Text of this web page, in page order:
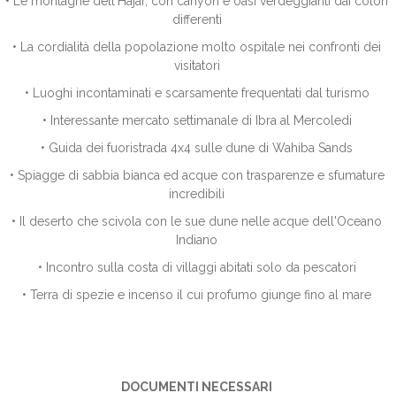
differenti
• La cordialità della popolazione molto ospitale nei confronti dei
visitatori
• Luoghi incontaminati e scarsamente frequentati dal turismo
• Interessante mercato settimanale di Ibra al Mercoledi
• Guida dei fuoristrada 4x4 sulle dune di Wahiba Sands
• Spiagge di sabbia bianca ed acque con trasparenze e sfumature
incredibili
• Il deserto che scivola con le sue dune nelle acque dell'Oceano
Indiano
• Incontro sulla costa di villaggi abitati solo da pescatori
• Terra di spezie e incenso il cui profumo giunge fino al mare
DOCUMENTI NECESSARI